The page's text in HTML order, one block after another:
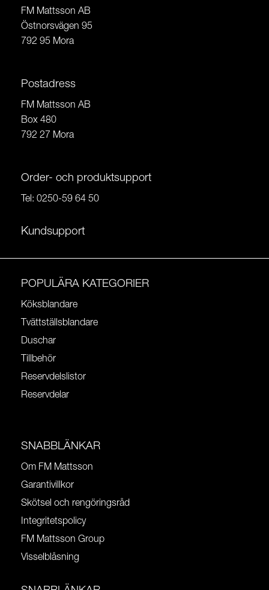
FM Mattsson AB
Östnorsvägen 95
792 95 Mora
Postadress
FM Mattsson AB
Box 480
792 27 Mora
Order- och produktsupport
Tel: 0250-59 64 50
Kundsupport
POPULÄRA KATEGORIER
Köksblandare
Tvättställsblandare
Duschar
Tillbehör
Reservdelslistor
Reservdelar
SNABBLÄNKAR
Om FM Mattsson
Garantivillkor
Skötsel och rengöringsråd
Integritetspolicy
FM Mattsson Group
Visselblåsning